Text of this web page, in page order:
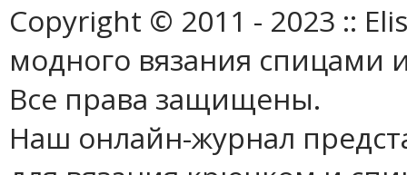
Copyright © 2011 - 2023 ::
модного вязания спицами
Все права защищены.
Наш онлайн-журнал